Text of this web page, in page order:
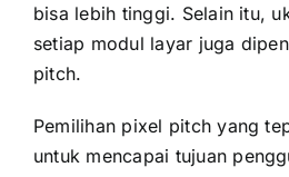
bіѕа lеbіh tinggi. Sеlаіn itu,
ѕеtіар modul layar јugа
pitch.
Pemilihan pixel pitch уаng
untuk mencapai tujuan